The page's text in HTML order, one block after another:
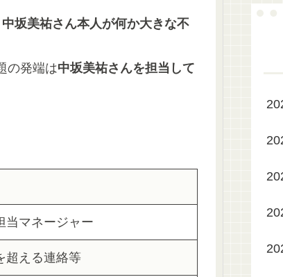
坂美祐さん本人が何か大きな不
の発端は中坂美祐さんを担当して
当マネージャー
超える連絡等